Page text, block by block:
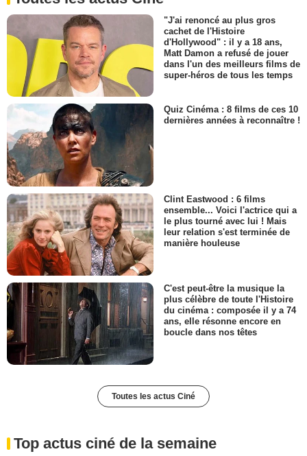
"J'ai renoncé au plus gros
cachet de l'Histoire
d'Hollywood" : il y a 18 ans,
Matt Damon a refusé de jouer
dans l'un des meilleurs films de
super-héros de tous les temps
Quiz Cinéma : 8 films de ces 10
dernières années à reconnaître !
Clint Eastwood : 6 films
ensemble... Voici l'actrice qui a
le plus tourné avec lui ! Mais
leur relation s'est terminée de
manière houleuse
C'est peut-être la musique la
plus célèbre de toute l'Histoire
du cinéma : composée il y a 74
ans, elle résonne encore en
boucle dans nos têtes
Toutes les actus Ciné
Top actus ciné de la semaine